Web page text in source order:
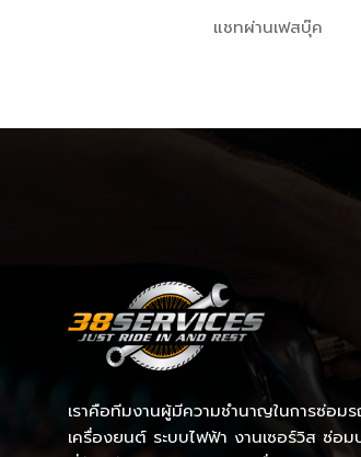
แชทผ่านเฟสบุ๊ค
เราคือทีมงานผู้มีความชำนาญในการซ่อม
เครื่องยนต์ ระบบไฟฟ้า งานเซอร์วิส ซ่อม